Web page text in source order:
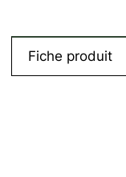
Fiche produit